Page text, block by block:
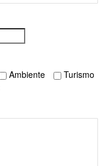
Ambiente
Turismo